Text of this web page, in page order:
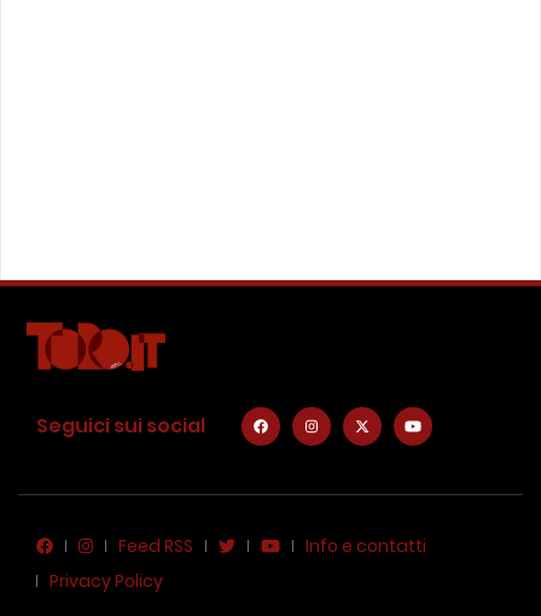
Seguici sui social
Feed RSS
Info e contatti
Privacy Policy